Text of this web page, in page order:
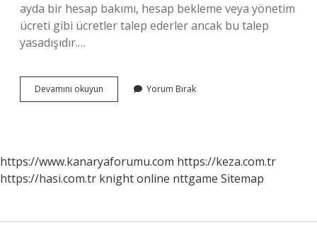
ayda bir hesap bakımı, hesap bekleme veya yönetim
ücreti gibi ücretler talep ederler ancak bu talep
yasadışıdır.…
Devamını okuyun
Hesap
Yorum Bırak
https://www.kanaryaforumu.com https://keza.com.tr
https://hasi.com.tr knight online nttgame Sitemap